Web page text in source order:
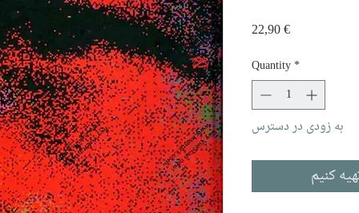
22,90 €Price
Quantity*
به زودی در دسترس
کنیم